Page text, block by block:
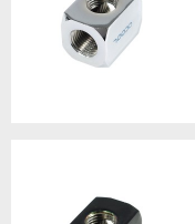
Marque
Alphacool
KooLance